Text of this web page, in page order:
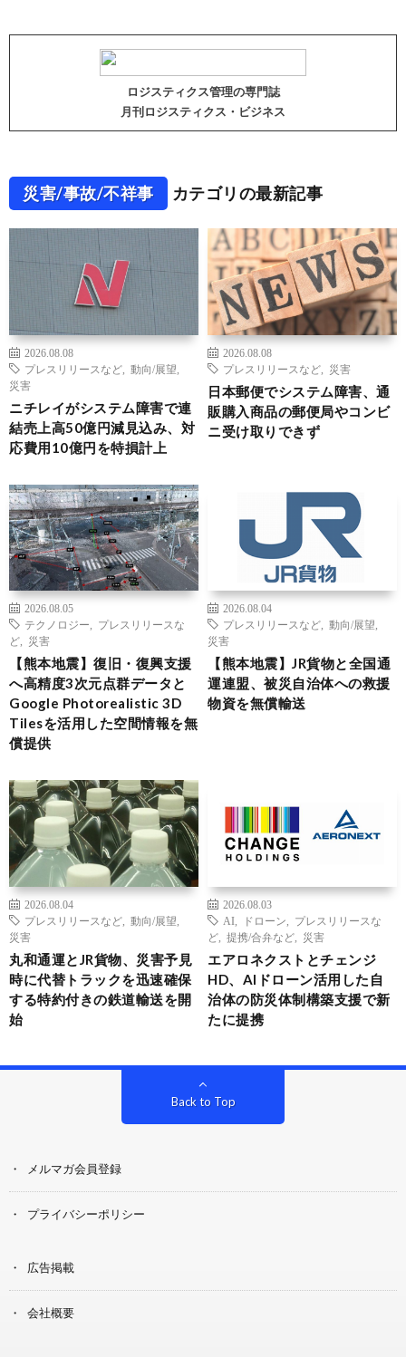
ロジスティクス管理の専門誌
月刊ロジスティクス・ビジネス
災害/事故/不祥事 カテゴリの最新記事
2026.08.08
プレスリリースなど
動向/展望
災害
ニチレイがシステム障害で連
結売上高50億円減見込み、対
応費用10億円を特損計上
2026.08.08
プレスリリースなど
災害
日本郵便でシステム障害、通
販購入商品の郵便局やコンビ
ニ受け取りできず
2026.08.05
テクノロジー
プレスリリースな
ど
災害
【熊本地震】復旧・復興支援
へ高精度3次元点群データと
Google Photorealistic 3D
Tilesを活用した空間情報を無
償提供
2026.08.04
プレスリリースなど
動向/展望
災害
【熊本地震】JR貨物と全国通
運連盟、被災自治体への救援
物資を無償輸送
2026.08.04
プレスリリースなど
動向/展望
災害
丸和通運とJR貨物、災害予見
時に代替トラックを迅速確保
する特約付きの鉄道輸送を開
始
2026.08.03
AI
ドローン
プレスリリースな
ど
提携/合弁など 災害
エアロネクストとチェンジ
HD、AIドローン活用した自
治体の防災体制構築支援で新
たに提携
Back to Top
メルマガ会員登録
プライバシーポリシー
広告掲載
会社概要